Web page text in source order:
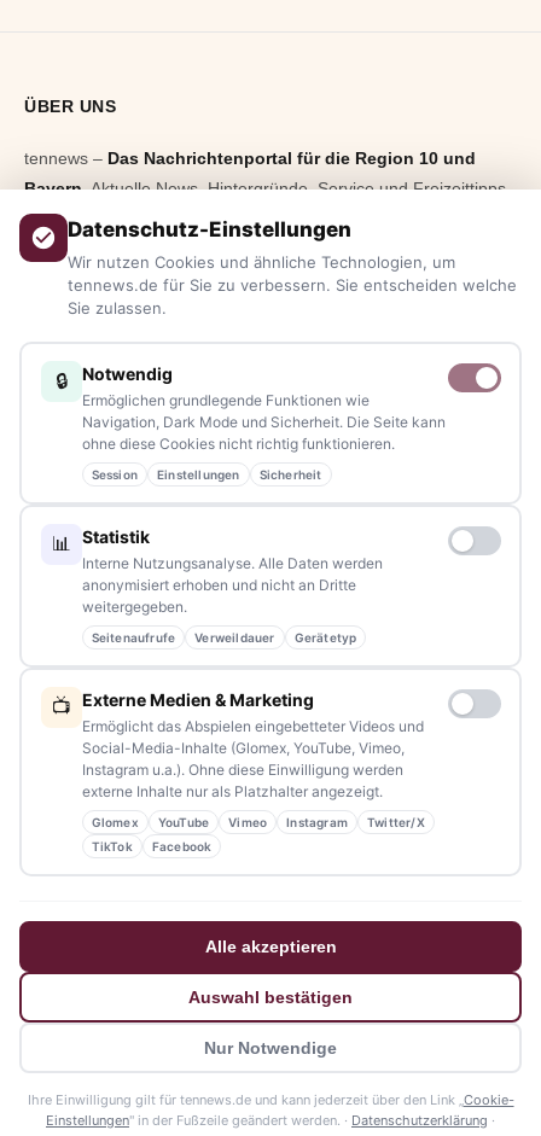
ÜBER UNS
tennews – Das Nachrichtenportal für die Region 10 und
Bayern.Aktuelle News, Hintergründe, Service und Freizeittipps
aus allen Regionen, Städten und Landkreisen.
Blaulicht, von Kultur bis Sport, von Alltagstipps bis
Veranstaltungen – immer aktuell, immer aus Ihrer Nähe.
kennen eine Geschichte, die erzählt werden sollte?
Schreiben Sie uns – gemeinsam mit unseren Leserinnen und
Lesern bleiben wir am Puls der Zeit.
Partnerschaften: info@tennews.de
NAVIGATION
Home
Stellenanzeigen
Datenschutzerklärung
Barrierefreiheitserklärung
DatenschutzImpressumMediadaten🍪 Cookie-Einstellungen
Datenschutz-Einstellungen
Wir nutzen Cookies und ähnliche Technologien, um
tennews.de für Sie zu verbessern. Sie entscheiden welche
Sie zulassen.
🔒 Notwendig
Ermöglichen grundlegende Funktionen wie
Navigation, Dark Mode und Sicherheit. Die Seite kann
ohne diese Cookies nicht richtig funktionieren.
Session Einstellungen Sicherheit
📊 Statistik
Interne Nutzungsanalyse. Alle Daten werden
anonymisiert erhoben und nicht an Dritte
weitergegeben.
Seitenaufrufe Verweildauer Gerätetyp
📺 Externe Medien & Marketing
Ermöglicht das Abspielen eingebetteter Videos und
Social-Media-Inhalte (Glomex, YouTube, Vimeo,
Instagram u.a.). Ohne diese Einwilligung werden
externe Inhalte nur als Platzhalter angezeigt.
Glomex YouTube Vimeo Instagram
Twitter/X
TikTok
Facebook
Alle akzeptieren
Auswahl bestätigen
Nur Notwendige
Ihre Einwilligung gilt für tennews.de und kann jederzeit über den Link „Cookie-
Einstellungen" in der Fußzeile geändert werden. · Datenschutzerklärung ·